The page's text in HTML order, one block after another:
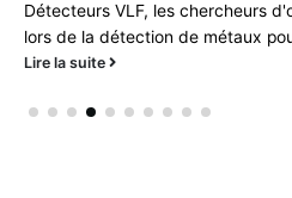
Il y a une beauté et une sérénité
d'autres paysages ne peuvent tout
Lire la suite